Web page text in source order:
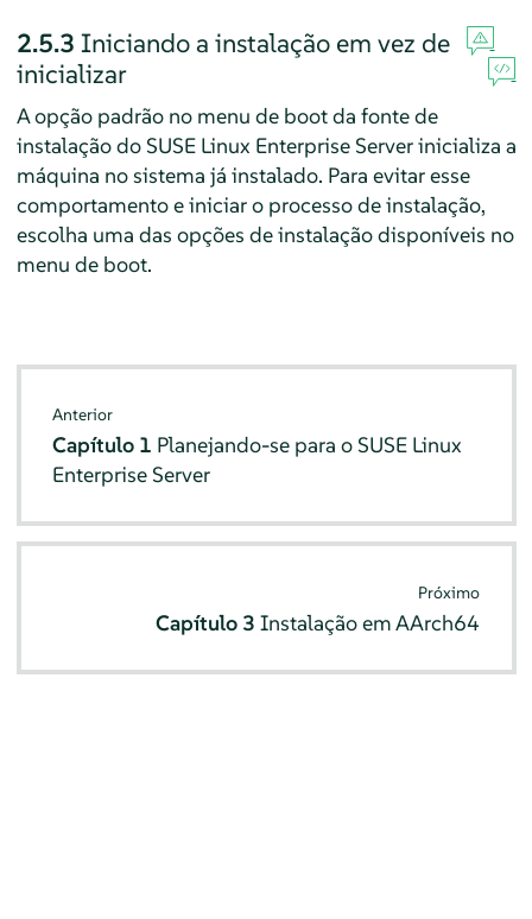
2.5.3 Iniciando a instalação em vez de
inicializar
A opção padrão no menu de boot da fonte de
instalação do SUSE Linux Enterprise Serverinicializa a
máquina no sistema já instalado. Para evitar esse
comportamento e iniciar o processo de instalação,
escolha uma das opções de instalação disponíveis no
menu de boot.
Anterior
Capítulo 1 Planejando-se para o SUSE Linux
Enterprise Server
Próximo
Capítulo 3 Instalação em AArch64